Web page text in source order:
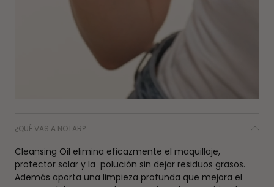
¿QUÉ VAS A NOTAR?
Cleansing Oil elimina eficazmente el maquillaje,
protector solar y la polución sin dejar residuos grasos.
Además aporta una limpieza profunda que mejora el